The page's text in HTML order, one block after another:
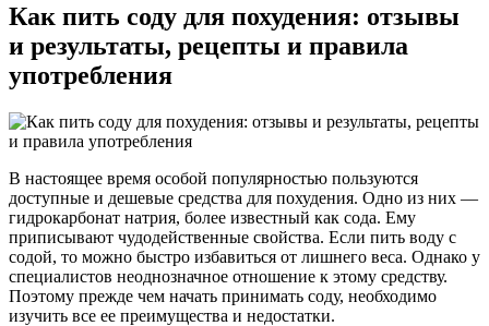
Как пить соду для похудения: отзывы
и результаты, рецепты и правила
употребления
В настоящее время особой популярностью пользуются
доступные и дешевые средства для похудения. Одно из них —
гидрокарбонат натрия, более известный как сода. Ему
приписывают чудодейственные свойства. Если пить воду с
содой, то можно быстро избавиться от лишнего веса. Однако у
специалистов неоднозначное отношение к этому средству.
Поэтому прежде чем начать принимать соду, необходимо
изучить все ее преимущества и недостатки.